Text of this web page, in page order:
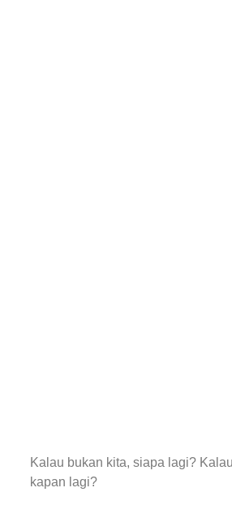
Kalau bukan kita, siapa lagi?
kapan lagi?